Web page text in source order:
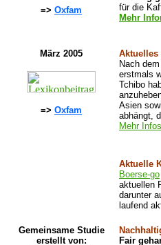
=> Oxfam
für die
Mehr
März 2005
=> Oxfam
Aktuelles
Nach
erstmals
Tchibo
Asien
abhängt,
Mehr
Aktuelle
Boerse-go
aktuellen
darunter
laufend
Gemeinsame Studie
erstellt von:
Fair